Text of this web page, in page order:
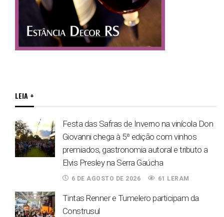
LEIA +
Festa das Safras de Inverno na vinícola Don
Giovanni chega à 5ª edição com vinhos
premiados, gastronomia autoral e tributo a
Elvis Presley na Serra Gaúcha
6 DE AGOSTO DE 2026 61 LERAM
Tintas Renner e Tumelero participam da
Construsul